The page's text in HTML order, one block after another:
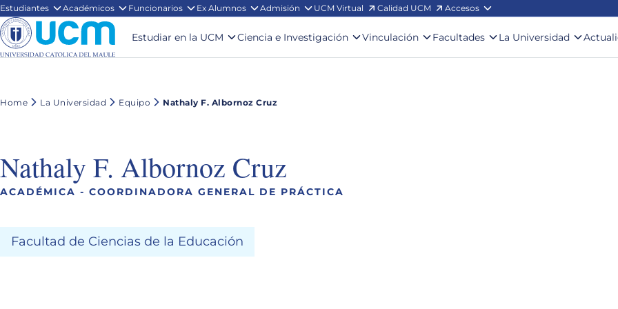
Estudiantes Académicos Funcionarios Ex Alumnos Admisión UCM Virtual Calidad UCM Accesos
Estudiar en la UCM Ciencia e Investigación Vinculación Facultades La Universidad
Home La Universidad Equipo Nathaly F. Albornoz Cruz
Nathaly F. Albornoz Cruz
ACADÉMICA - COORDINADORA GENERAL DE PRÁCTICA
Facultad de Ciencias de la Educación